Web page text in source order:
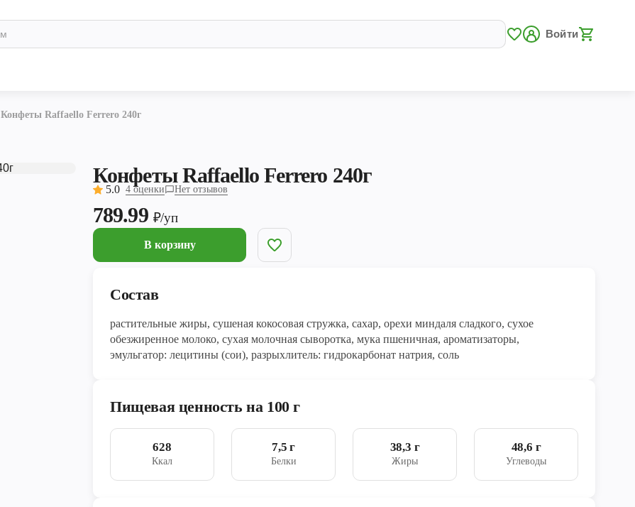
Войти
Конфеты Raffaello Ferrero 240г
Конфеты Raffaello Ferrero 240г
5.0 4 оценки Нет отзывов
789.99 ₽/уп
В корзину
Состав
растительные жиры, сушеная кокосовая стружка, сахар, орехи миндаля сладкого, сухое
обезжиренное молоко, сухая молочная сыворотка, мука пшеничная, ароматизаторы,
эмульгатор: лецитины (сои), разрыхлитель: гидрокарбонат натрия, соль
Пищевая ценность на 100 г
628
Ккал
7,5 г
Белки
38,3 г
Жиры
48,6 г
Углеводы